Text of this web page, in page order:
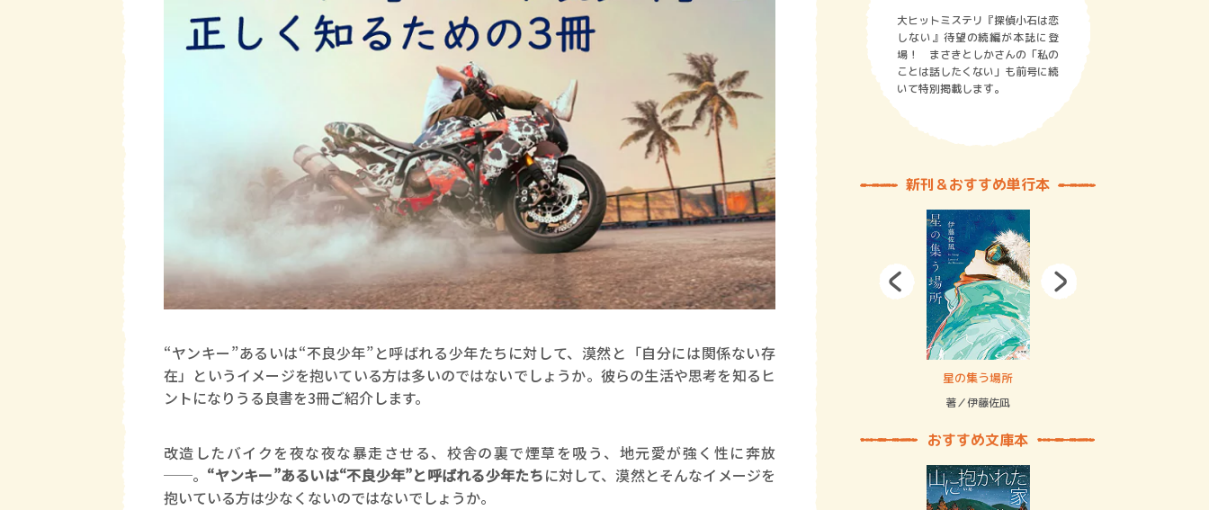
“ヤンキー”あるいは“不良少年”と呼ばれる少年たちに対して、漠然と「自分には関係ない存
在」というイメージを抱いている方は多いのではないでしょうか。彼らの生活や思考を知るヒ
ントになりうる良書を3冊ご紹介します。
改造したバイクを夜な夜な暴走させる、校舎の裏で煙草を吸う、地元愛が強く性に奔放
──。 “ヤンキー”あるいは“不良少年”と呼ばれる少年たちに対して、漠然とそんなイメージを
抱いている方は少なくないのではないでしょうか。
大ヒットミステリ『探偵小石は恋
しない』待望の続編が本誌に登
場！ まさきとしかさんの「私の
ことは話したくない」も前号に続
いて特別掲載します。
新刊＆おすすめ単行本
賞金稼ぎスリーサム！ 二重拘束の… 星の集う場所
著／伊藤佐凪
おすすめ文庫本